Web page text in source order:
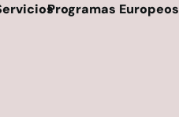
Programas Europeos